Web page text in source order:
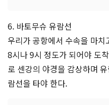
6. 바토무슈 유람선
우리가 공항에서 수속을 마
8시나 9시 정도가 되어야 도
로 센강의 야경을 감상하며
람선을 타야 한다.